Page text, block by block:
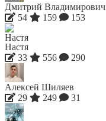
Дмитрий Владимирович
54
159 153
Настя
33
556 290
Алексей Шиляев
29
249 31